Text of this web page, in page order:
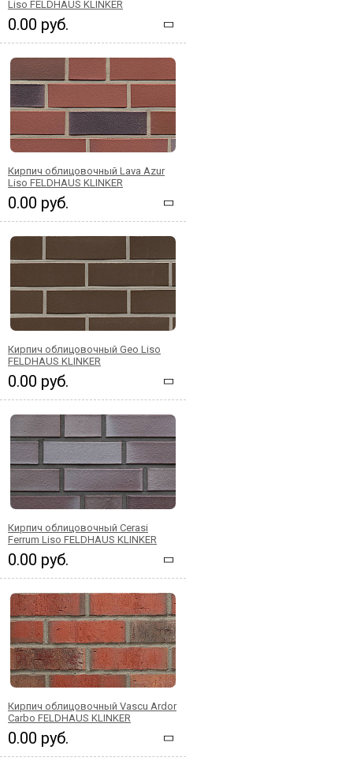
Liso FELDHAUS KLINKER
0.00 руб.
Кирпич облицовочный Lava Azur
Liso FELDHAUS KLINKER
0.00 руб.
Кирпич облицовочный Geo Liso
FELDHAUS KLINKER
0.00 руб.
Кирпич облицовочный Cerasi
Ferrum Liso FELDHAUS KLINKER
0.00 руб.
Кирпич облицовочный Vascu Ardor
Carbo FELDHAUS KLINKER
0.00 руб.